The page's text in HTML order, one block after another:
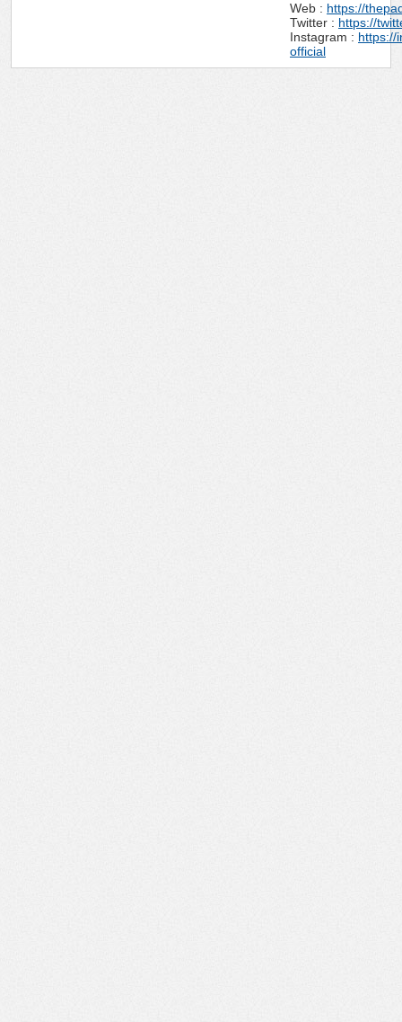
Web : https://
Twitter : https://
Instagram : https://
official